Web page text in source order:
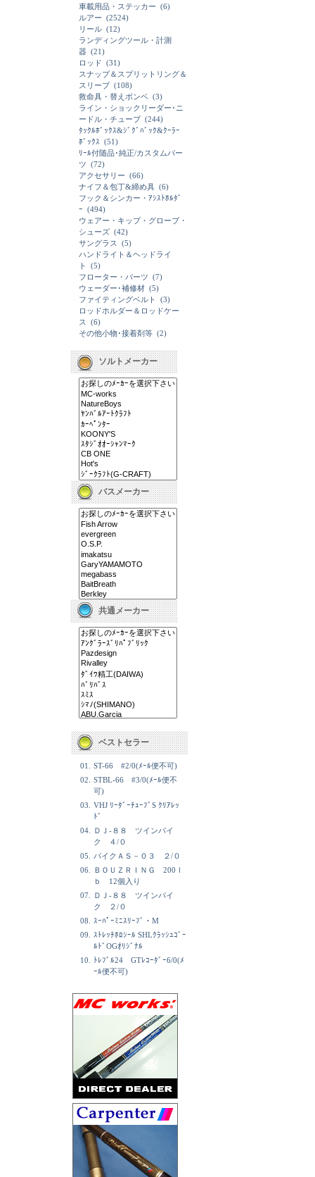
車載用品・ステッカー (6)
ルアー (2524)
リール (12)
ランディングツール・計測
器 (21)
ロッド (31)
スナップ＆スプリットリング＆
スリーブ (108)
救命具・替えボンベ (3)
ライン・ショックリーダー･ニ
ードル・チューブ (244)
ﾀｯｸﾙﾎﾞｯｸｽ&ｼﾞｸﾞﾊﾞｯｸ&ｸｰﾗｰ
ﾎﾞｯｸｽ (51)
ﾘｰﾙ付随品･純正/カスタムパー
ツ (72)
アクセサリー (66)
ナイフ＆包丁&締め具 (6)
フック＆シンカー・ｱｼｽﾄﾎﾙﾀﾞ
ｰ (494)
ウェアー・キップ・グローブ・
シューズ (42)
サングラス
(5)
ハンドライト＆ヘッドライ
ト
(5)
フローター・パーツ (7)
ウェーダー･補修材 (5)
ファイティングベルト
(3)
ロッドホルダー＆ロッドケー
ス
(6)
その他小物･接着剤等 (2)
ソルトメーカー
バスメーカー
共通メーカー
ベストセラー
01.
ST-66 #2/0(ﾒｰﾙ便不可)
02.
STBL-66 #3/0(ﾒｰﾙ便不
可)
03.
VHJ ﾘｰﾀﾞｰﾁｭｰﾌﾞS ｸﾘｱﾚｯ
ﾄﾞ
04.
ＤＪ-８８ ツインパイ
ク ４/０
05.
パイクＡＳ－０３ ２/０
06.
ＢＯＵＺＲＩＮＧ 200ｌ
ｂ 12個入り
07.
ＤＪ-８８ ツインパイ
ク ２/０
08.
ｽｰﾊﾟｰﾐﾆｽﾘｰﾌﾞ・M
09.
ｽﾄﾚｯﾁﾎﾛｼｰﾙ SHLｸﾗｯｼｭｺﾞｰ
ﾙﾄﾞOGｵﾘｼﾞﾅﾙ
10.
ﾄﾚﾌﾞﾙ24 GTﾚｺｰﾀﾞｰ6/0(ﾒ
ｰﾙ便不可)